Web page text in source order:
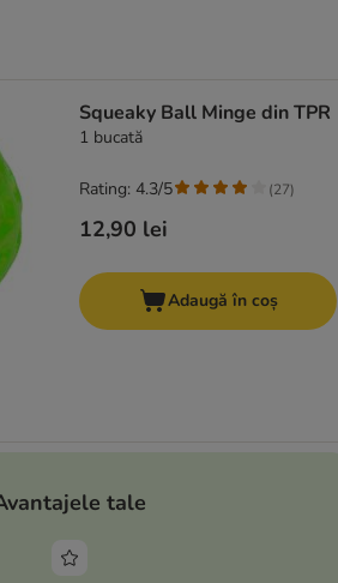
Squeaky Ball Minge din TPR
1 bucată
12,90 lei
Rating: 4.3/5 (27)
Adaugă în coș
tale